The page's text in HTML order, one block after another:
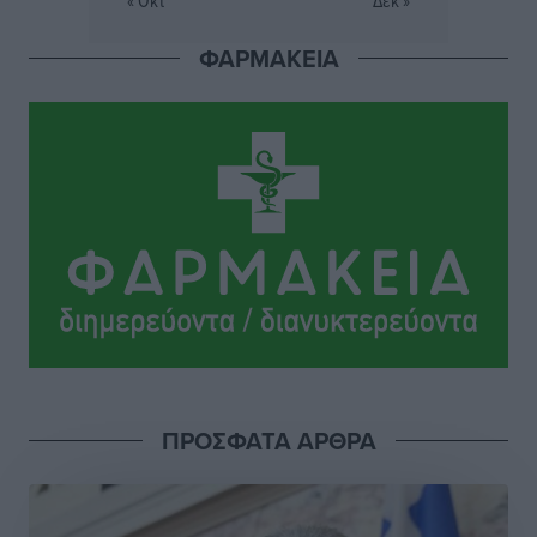
ΦΟΔΣΑ Νοτίου Αιγαίου: «Δεν ζητάμε ασυλία – ζητάμε
θεσμική προστασία της αυτοδιοίκησης»
Τοπικές Ειδήσεις πριν 4 ώρες
Στη διαδικασία της απευθείας διαπραγμάτευσης ο
Στο Αυτόφωρο 47χρονος που φέρεται να απείλησε τη
70χρονη μητέρα του όταν εκείνη αρνήθηκε να του
ΦΑΡΜΑΚΕΙΑ
ΠΡΟΣΦΑΤΑ ΑΡΘΡΑ